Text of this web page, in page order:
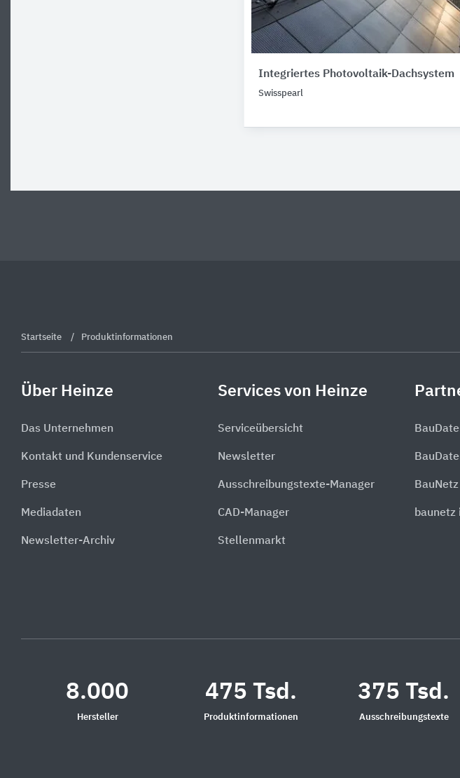
Integriertes Photovoltaik-Dachsystem
Swisspearl
Startseite Produktinformationen
Über Heinze
Das Unternehmen
Kontakt und Kundenservice
Presse
Mediadaten
Newsletter-Archiv
Services von Heinze
Serviceübersicht
Newsletter
Ausschreibungstexte-Manager
CAD-Manager
Stellenmarkt
BauNetz
baunetz
8.000
Hersteller
475 Tsd.
Produktinformationen
375 Tsd.
Ausschreibungstexte